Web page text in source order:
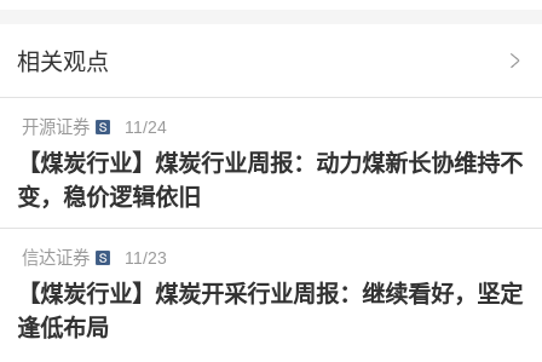
以及地缘冲突等影响，油煤价差走扩，公司煤化工、煤
产，产量增长可期，维持“优于大市”评级。
相关观点
开源证券 11/24
【煤炭行业】煤炭行业周报：动力煤新长协维持不
变，稳价逻辑依旧
信达证券 11/23
【煤炭行业】煤炭开采行业周报：继续看好，坚定
逢低布局